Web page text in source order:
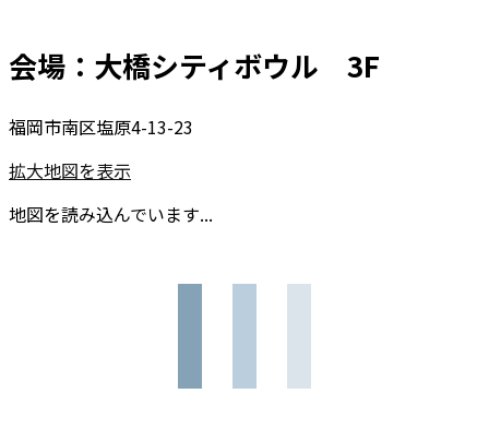
会場：大橋シティボウル 3F
福岡市南区塩原4-13-23
拡大地図を表示
地図を読み込んでいます...